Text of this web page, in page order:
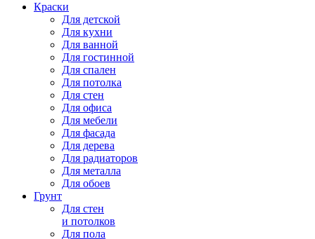
Краски
Для детской
Для кухни
Для ванной
Для гостинной
Для спален
Для потолка
Для стен
Для офиса
Для мебели
Для фасада
Для дерева
Для радиаторов
Для металла
Для обоев
Грунт
Для стен
и потолков
Для пола